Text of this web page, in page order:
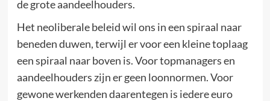
de grote aandeelhouders.
Het neoliberale beleid wil ons in een spiraal naar
beneden duwen, terwijl er voor een kleine toplaag
een spiraal naar boven is. Voor topmanagers en
aandeelhouders zijn er geen loonnormen. Voor
gewone werkenden daarentegen is iedere euro